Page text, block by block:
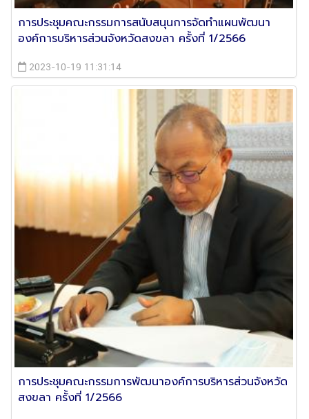
การประชุมคณะกรรมการสนับสนุนการจัดทำแผนพัฒนา
องค์การบริหารส่วนจังหวัดสงขลา ครั้งที่ 1/2566
2023-10-19 11:31:14
การประชุมคณะกรรมการพัฒนาองค์การบริหารส่วนจังหวัด
สงขลา ครั้งที่ 1/2566